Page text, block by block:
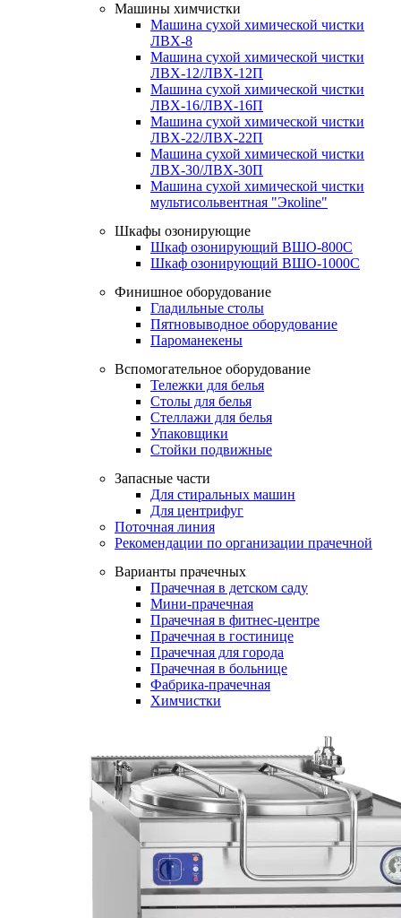
Машины химчистки
Машина сухой химической чистки
ЛВХ-8
Машина сухой химической чистки
ЛВХ-12/ЛВХ-12П
Машина сухой химической чистки
ЛВХ-16/ЛВХ-16П
Машина сухой химической чистки
ЛВХ-22/ЛВХ-22П
Машина сухой химической чистки
ЛВХ-30/ЛВХ-30П
Машина сухой химической чистки
мультисольвентная "Экоline"
Шкафы озонирующие
Шкаф озонирующий ВШО-800С
Шкаф озонирующий ВШО-1000С
Финишное оборудование
Гладильные столы
Пятновыводное оборудование
Пароманекены
Вспомогательное оборудование
Тележки для белья
Столы для белья
Стеллажи для белья
Упаковщики
Стойки подвижные
Запасные части
Для стиральных машин
Для центрифуг
Поточная линия
Рекомендации по организации прачечной
Варианты прачечных
Прачечная в детском саду
Мини-прачечная
Прачечная в фитнес-центре
Прачечная в гостинице
Прачечная для города
Прачечная в больнице
Фабрика-прачечная
Химчистки